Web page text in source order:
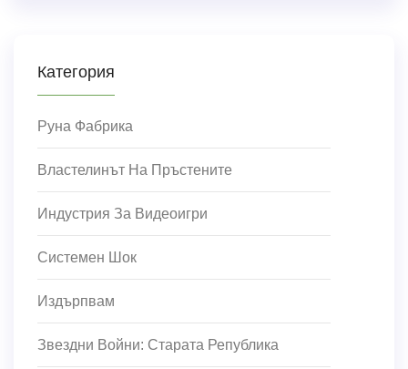
Категория
Руна Фабрика
Властелинът На Пръстените
Индустрия За Видеоигри
Системен Шок
Издърпвам
Звездни Войни: Старата Република